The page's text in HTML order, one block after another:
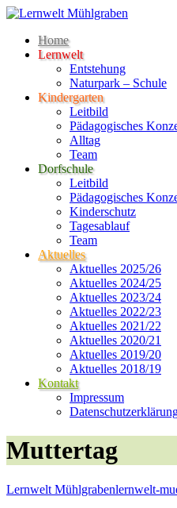
Home
Lernwelt
Entstehung
Naturpark – Schule
Kindergarten
Leitbild
Pädagogisches
Alltag
Team
Dorfschule
Leitbild
Pädagogisches
Kinderschutz
Tagesablauf
Team
Aktuelles
Aktuelles 2025/26
Aktuelles 2024/25
Aktuelles 2023/24
Aktuelles 2022/23
Aktuelles 2021/22
Aktuelles 2020/21
Aktuelles 2019/20
Aktuelles 2018/19
Kontakt
Impressum
Muttertag
Lernwelt Mühlgrabenlernwelt-